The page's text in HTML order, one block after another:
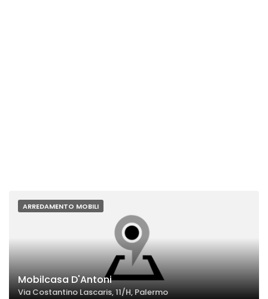
ARREDAMENTO MOBILI
Mobilcasa D'Antoni
Via Costantino Lascaris, 11/H, Palermo